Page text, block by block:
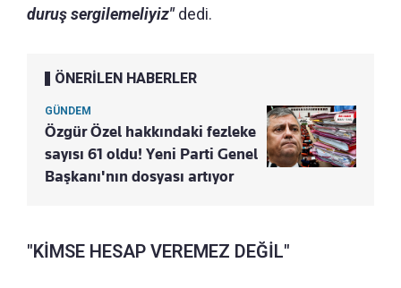
duruş sergilemeliyiz"dedi.
ÖNERİLEN HABERLER
GÜNDEM
Özgür Özel hakkındaki fezleke
sayısı 61 oldu! Yeni Parti Genel
Başkanı'nın dosyası artıyor
"KİMSE HESAP VEREMEZ DEĞİL"